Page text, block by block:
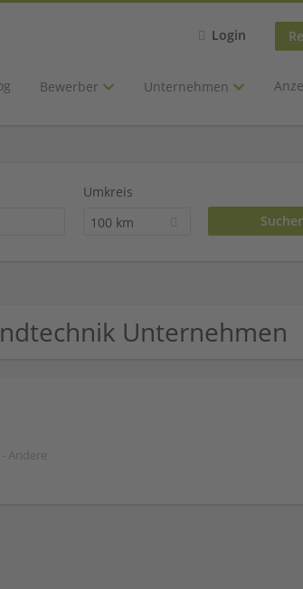
Login
Bewerber Unternehmen
Umkreis
100 km
Unternehmen
Andere